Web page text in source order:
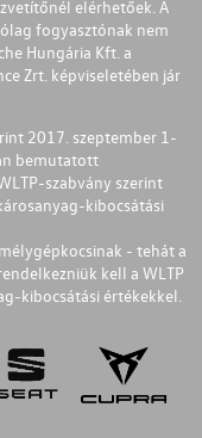
elérhetőek. A
fogyasztónak nem
Hungária Kft. a
Zrt. képviseletében jár
2017. szeptember 1-
bemutatott
szabvány szerint
kibocsátási
- tehát a
kell a WLTP
kibocsátási értékekkel.